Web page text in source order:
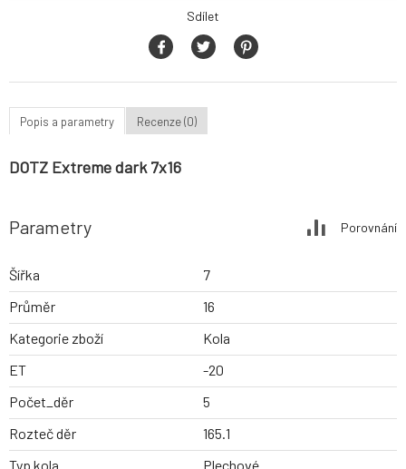
Sdílet
Popis a parametry Recenze (0)
DOTZ Extreme dark 7x16
Parametry Porovnání
Šířka
7
Průměr
16
Kategorie zboží
Kola
ET
-20
Počet_děr
5
Rozteč děr
165.1
Typ kola
Plechové